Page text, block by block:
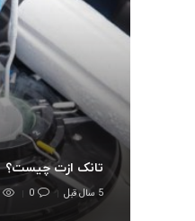
تانک ازت چیست؟
5 سال قبل 0